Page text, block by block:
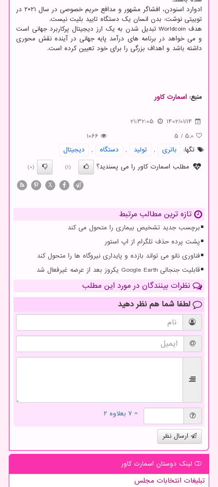
ادوارد اسنودن، افشاگر مشهور و مدافع حریم خصوصی در سال ۲۰۲۱ در
توییتی نوشت: بدن انسان یک دستگاه تایید بلیت نیست.
هدف Worldcoin تبدیل شدن به یک ارز دیجیتال پرکاربرد جهانی است
و می خواهد در برنامه های درآمد پایه جهانی در آینده نقش محوری
داشته باشد و اهداف بزرگی را برای خود تعیین کرده است.
منبع: اسمارت كاور
1402/01/14
21:32:05
5.0
/
5
1066
تگها:
باتری , تولید , دستگاه ,
دیجیتال
مطلب اسمارت کاور را می پسندید؟
(1)
(0)
X
تازه ترین مطالب مرتبط
برچسب جدید تشخیص بیماری را متحول می کند
پشت پرده حذف تلگرام از اپ استور
فناوری نانو می تواند بازده و پایداری نیروگاه ها را متحول کند
قابلیت جنجالی Google Earth یکروز بعد از عرضه غیرفعال شد
نظرات بینندگان در مورد این مطلب
لطفا شما هم نظر دهید
= ۷ بعلاوه ۲
ارسال نظر
لینک دوستان اسمارت كاور
تبلیغات انتخابات مجلس